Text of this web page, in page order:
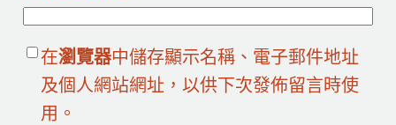
在瀏覽器中儲存顯示名稱、電子郵件地址
及個人網站網址，以供下次發佈留言時使
用。